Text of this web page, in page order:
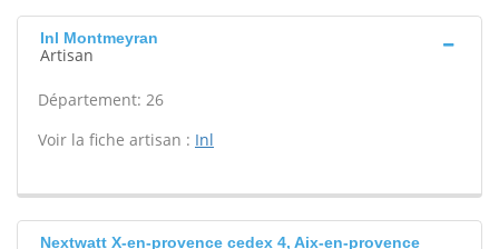
Inl Montmeyran
Artisan
Département: 26
Voir la fiche artisan : Inl
Nextwatt X-en-provence cedex 4, Aix-en-provence